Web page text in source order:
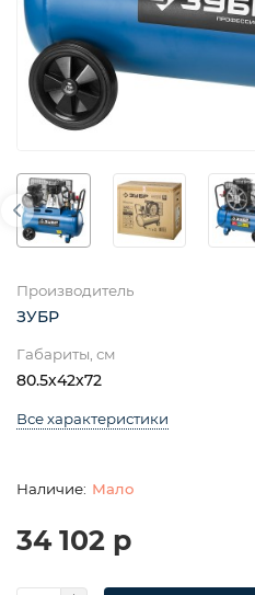
Производитель
ЗУБР
Габариты, см
80.5х42х72
Все характеристики
Мало
34 102 р